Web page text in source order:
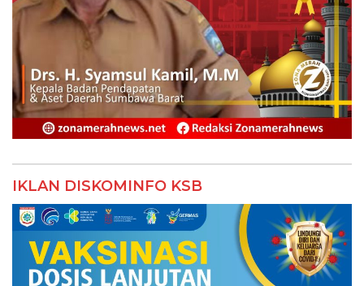
IKLAN DISKOMINFO KSB